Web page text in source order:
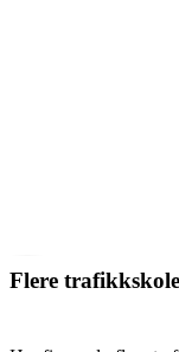
Flere